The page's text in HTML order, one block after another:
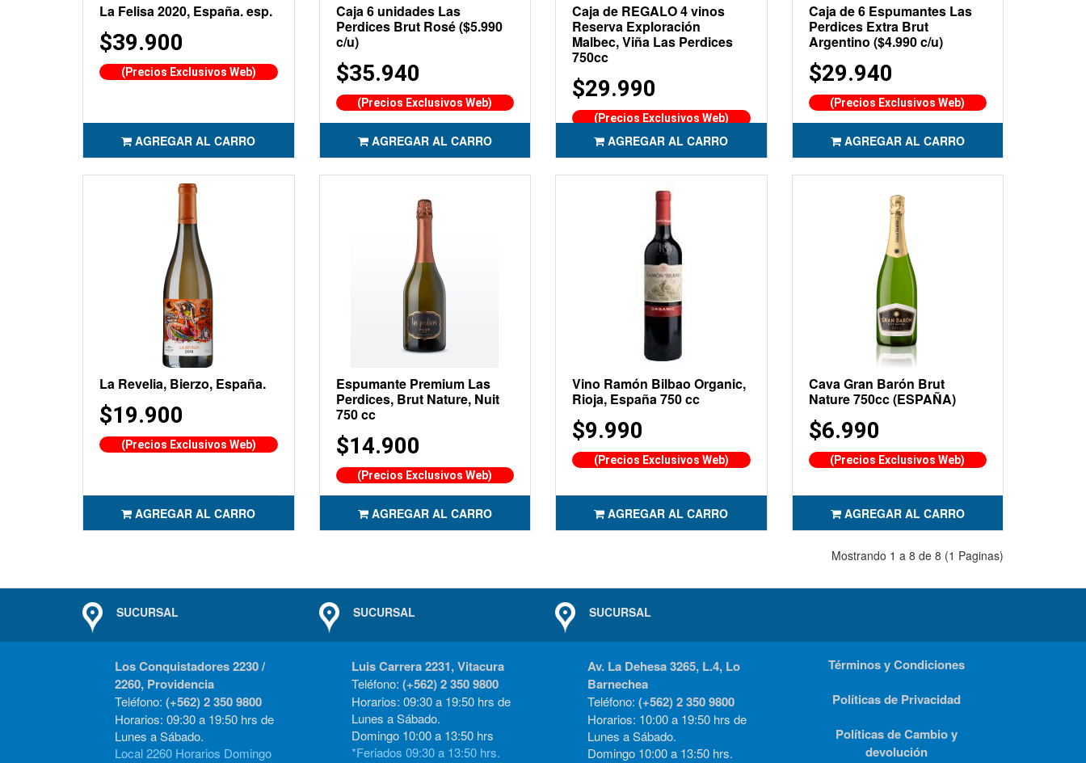
La Felisa 2020, España. esp.
$39.900
(Precios Exclusivos Web)
AGREGAR AL CARRO
Caja 6 unidades Las
Perdices Brut Rosé ($5.990
c/u)
$35.940
(Precios Exclusivos Web)
AGREGAR AL CARRO
Caja de REGALO 4 vinos
Reserva Exploración
Malbec, Viña Las Perdices
750cc
$29.990
(Precios Exclusivos Web)
AGREGAR AL CARRO
Caja de 6 Espumantes Las
Perdices Extra Brut
Argentino ($4.990 c/u)
$29.940
(Precios Exclusivos Web)
AGREGAR AL CARRO
La Revelia, Bierzo, España.
$19.900
(Precios Exclusivos Web)
AGREGAR AL CARRO
Espumante Premium Las
Perdices, Brut Nature, Nuit
750 cc
$14.900
(Precios Exclusivos Web)
AGREGAR AL CARRO
Vino Ramón Bilbao Organic,
Rioja, España 750 cc
$9.990
(Precios Exclusivos Web)
AGREGAR AL CARRO
Cava Gran Barón Brut
Nature 750cc (ESPAÑA)
$6.990
(Precios Exclusivos Web)
AGREGAR AL CARRO
Mostrando 1 a 8 de 8 (1 Paginas)
SUCURSAL
Los Conquistadores 2230 /
2260, Providencia
Teléfono: (+562) 2 350 9800
Horarios: 09:30 a 19:50 hrs de
Lunes a Sábado.
Local 2260 Horarios Domingo
SUCURSAL
Luis Carrera 2231, Vitacura
Teléfono: (+562) 2 350 9800
Horarios: 09:30 a 19:50 hrs de
Lunes a Sábado.
Domingo 10:00 a 13:50 hrs
*Feriados 09:30 a 13:50 hrs.
SUCURSAL
Av. La Dehesa 3265, L.4, Lo
Barnechea
Teléfono: (+562) 2 350 9800
Horarios: 10:00 a 19:50 hrs de
Lunes a Sábado.
Domingo 10:00 a 13:50 hrs.
Términos y Condiciones
Políticas de Privacidad
Políticas de Cambio y
devolución